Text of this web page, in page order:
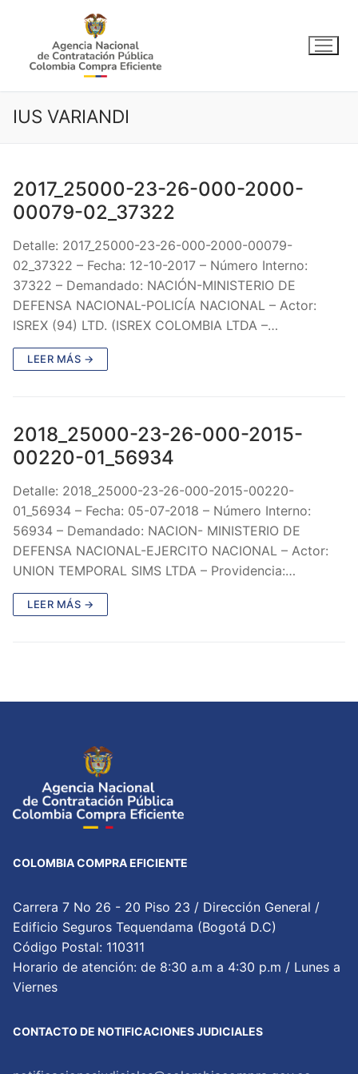
contenido
IUS VARIANDI
2017_25000-23-26-000-2000-
00079-02_37322
Detalle: 2017_25000-23-26-000-2000-00079-
02_37322 – Fecha: 12-10-2017 – Número Interno:
37322 – Demandado: NACIÓN-MINISTERIO DE
DEFENSA NACIONAL-POLICÍA NACIONAL – Actor:
ISREX (94) LTD. (ISREX COLOMBIA LTDA –…
LEER MÁS →
2018_25000-23-26-000-2015-
00220-01_56934
Detalle: 2018_25000-23-26-000-2015-00220-
01_56934 – Fecha: 05-07-2018 – Número Interno:
56934 – Demandado: NACION- MINISTERIO DE
DEFENSA NACIONAL-EJERCITO NACIONAL – Actor:
UNION TEMPORAL SIMS LTDA – Providencia:…
LEER MÁS →
COLOMBIA COMPRA EFICIENTE
Carrera 7 No 26 - 20 Piso 23 / Dirección General /
Edificio Seguros Tequendama (Bogotá D.C)
Código Postal: 110311
Horario de atención: de 8:30 a.m a 4:30 p.m / Lunes a
Viernes
CONTACTO DE NOTIFICACIONES JUDICIALES